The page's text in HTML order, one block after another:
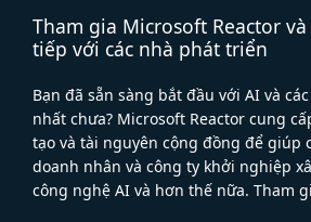
Tham gia Microsoft Reactor
tiếp với các nhà phát triển
Bạn đã sẵn sàng bắt đầu với AI và
nhất chưa? Microsoft Reactor cung
tạo và tài nguyên cộng đồng để giúp
doanh nhân và công ty khởi nghiệp
công nghệ AI và hơn thế nữa. Tham